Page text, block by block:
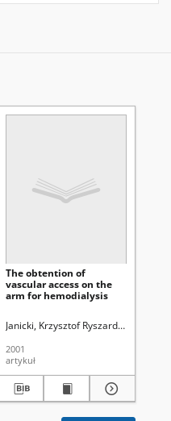
Bicki, Jacek. Radzikowska, Elżbieta
The obtention of
vascular access on the
arm for hemodialysis
Janicki, Krzysztof Ryszard ( -2016).
2001
artykuł